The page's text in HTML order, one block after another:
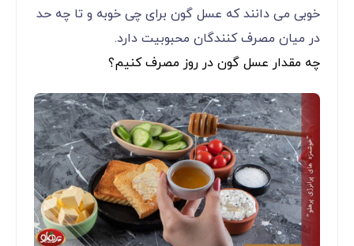
خوبی می دانند که عسل گون برای چی خوبه و تا چه حد
در میان مصرف کنندگان محبوبیت دارد.
چه مقدار عسل گون در روز مصرف کنیم؟